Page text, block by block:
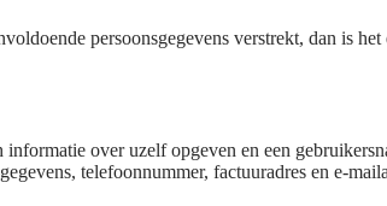
persoonsgegevens verstrekt, dan is
over uzelf opgeven en een
telefoonnummer, factuuradres en e-